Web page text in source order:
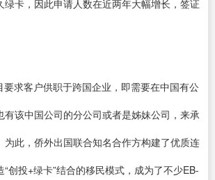
绿卡，因此申请人数在近两年大幅增长，签证
求客户供职于跨国企业，即需要在中国有公
有该中国公司的分公司或者是姊妹公司，来承
为此，侨外出国联合知名合作方构建了优质连
创投+绿卡”结合的移民模式，成为了不少EB-